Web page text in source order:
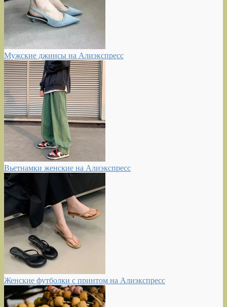
Мужские джинсы на Алиэкспресс
Вьетнамки женские на Алиэкспресс
Женские футболки с принтом на Алиэкспресс